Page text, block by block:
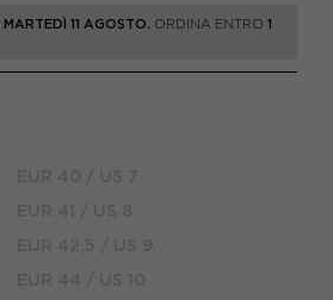
MARTEDÌ 11 AGOSTO. ORDINA ENTRO 1